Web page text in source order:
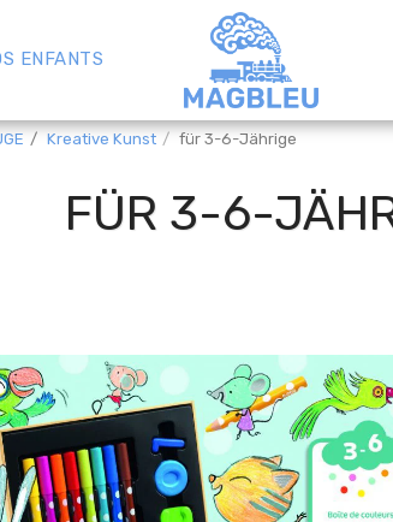
ENFANTS
Kreative Kunst für 3-6-Jährige
FÜR 3-6-